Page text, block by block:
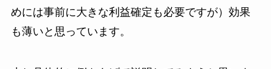
めには事前に大きな利益確定も必要ですが）効果
も薄いと思っています。